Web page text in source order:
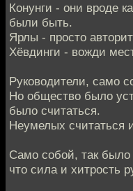
Конунги - они вроде
были быть.
Ярлы - просто
Хёвдинги - вожди
Руководители, само
Но общество было
было считаться.
Неумелых считаться
Само собой, так было
что сила и хитрость